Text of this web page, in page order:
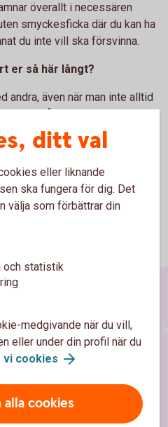
överallt i necessären
smyckesficka där du kan ha
du inte vill ska försvinna.
er så här långt?
andra, även när man inte alltid
så här och vi ser hur
att nå ända fram.
ditt val
eller liknande
ska fungera för dig. Det
välja som förbättrar din
och statistik
medgivande när du vill,
eller under din profil när du
vi cookies
alla cookies